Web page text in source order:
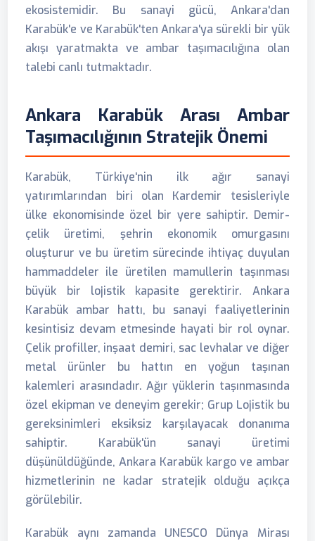
ekosistemidir. Bu sanayi gücü, Ankara'dan
Karabük'e ve Karabük'ten Ankara'ya sürekli bir yük
akışı yaratmakta ve ambar taşımacılığına olan
talebi canlı tutmaktadır.
Ankara Karabük Arası Ambar
Taşımacılığının Stratejik Önemi
Karabük, Türkiye'nin ilk ağır sanayi
yatırımlarından biri olan Kardemir tesisleriyle
ülke ekonomisinde özel bir yere sahiptir. Demir-
çelik üretimi, şehrin ekonomik omurgasını
oluşturur ve bu üretim sürecinde ihtiyaç duyulan
hammaddeler ile üretilen mamullerin taşınması
büyük bir lojistik kapasite gerektirir. Ankara
Karabük ambar hattı, bu sanayi faaliyetlerinin
kesintisiz devam etmesinde hayati bir rol oynar.
Çelik profiller, inşaat demiri, sac levhalar ve diğer
metal ürünler bu hattın en yoğun taşınan
kalemleri arasındadır. Ağır yüklerin taşınmasında
özel ekipman ve deneyim gerekir; Grup Lojistik bu
gereksinimleri eksiksiz karşılayacak donanıma
sahiptir. Karabük'ün sanayi üretimi
düşünüldüğünde, Ankara Karabük kargo ve ambar
hizmetlerinin ne kadar stratejik olduğu açıkça
görülebilir.
Karabük aynı zamanda UNESCO Dünya Mirası